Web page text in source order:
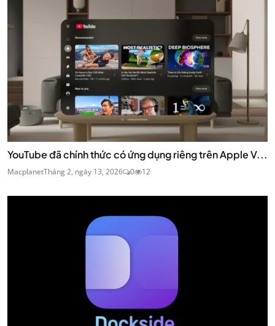
YouTube đã chính thức có ứng dụng riêng trên Apple V...
MacplanetTháng 2, ngày 13, 2026 0 12